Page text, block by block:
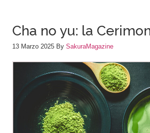
Cha no yu: la
13 Marzo 2025 By SakuraMagazine